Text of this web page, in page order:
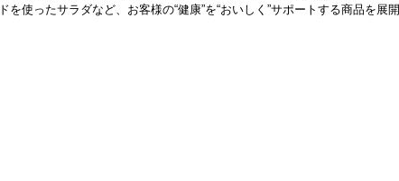
を使ったサラダなど、お客様の“健康”を“おいしく”サポートする商品を展開